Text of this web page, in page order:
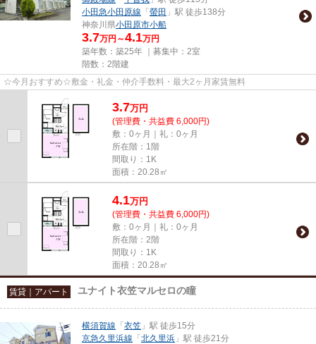
小田急小田原線 「 螢田 」駅 徒歩138分
神奈川県小田原市小船
3.7万円～4.1万円
築年数：築25年 ｜募集中： 2室
階数：2階建
☆今月おすすめ☆敷金・礼金・仲介手数料・最大2ヶ月家賃無料
3.7万円
(管理費・共益費 6,000円)
敷：0ヶ月｜礼：0ヶ月
所在階：1階
間取り：1K
面積：20.28㎡
4.1万円
(管理費・共益費 6,000円)
敷：0ヶ月｜礼：0ヶ月
所在階：2階
間取り：1K
面積：20.28㎡
賃貸｜アパート ユナイト衣笠マルセロの瞳
横須賀線 「 衣笠 」駅 徒歩15分
京急久里浜線 「 北久里浜 」駅 徒歩21分